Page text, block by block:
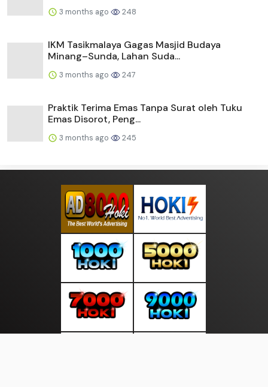
3 months ago 248
IKM Tasikmalaya Gagas Masjid Budaya
Minang–Sunda, Lahan Suda...
3 months ago 247
Praktik Terima Emas Tanpa Surat oleh Tuku
Emas Disorot, Peng...
3 months ago 245